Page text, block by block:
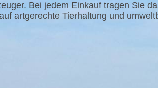
Bei jedem Einkauf tragen Sie
artgerechte Tierhaltung und